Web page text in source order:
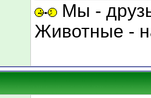
Мы -
Животные -